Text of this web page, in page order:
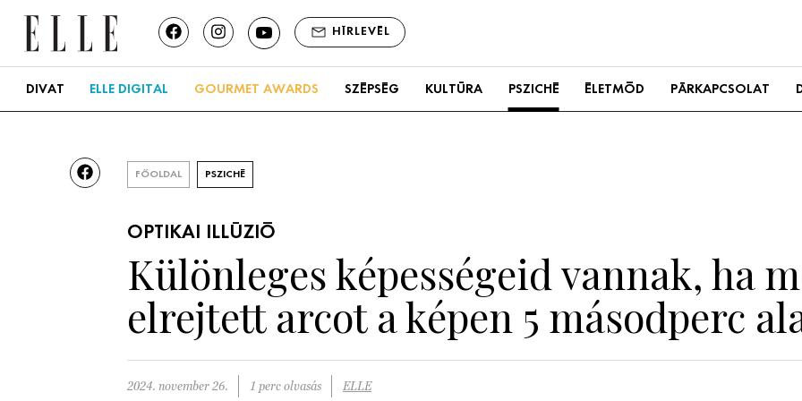
HÍRLEVÉL
DIVAT ELLE DIGITAL GOURMET AWARDS SZÉPSÉG KULTÚRA PSZICHÉ ÉLETMÓD PÁRKAPCSOLAT
FŐOLDAL PSZICHÉ
OPTIKAI ILLÚZIÓ
Különleges képességeid vannak, ha
elrejtett arcot a képen 5 másodperc
2024. november 26. 1 perc olvasás ELLE